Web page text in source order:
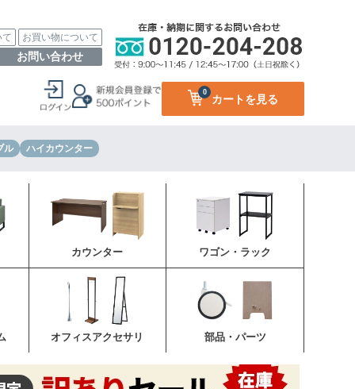
て お買い物について
お問い合わせ
カートを見る
0
ル ハイカウンター
カウンター ワゴン・ラック
オフィスアクセサリ 部品・パーツ